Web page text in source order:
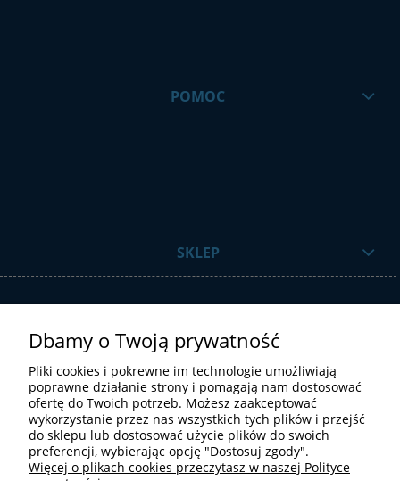
POMOC
SKLEP
STREFA UŻYTKOWNIKA
Dbamy o Twoją prywatność
Pliki cookies i pokrewne im technologie umożliwiają
poprawne działanie strony i pomagają nam dostosować
ofertę do Twoich potrzeb. Możesz zaakceptować
wykorzystanie przez nas wszystkich tych plików i przejść
do sklepu lub dostosować użycie plików do swoich
preferencji, wybierając opcję "Dostosuj zgody".
Więcej o plikach cookies przeczytasz w naszej Polityce